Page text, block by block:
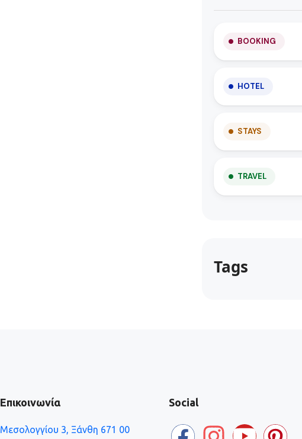
BOOKING
HOTEL
STAYS
TRAVEL
Tags
Επικοινωνία
Μεσολογγίου 3, Ξάνθη 671 00
Social